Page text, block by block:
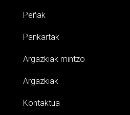
Peñak
Pankartak
Argazkiak mintzo
Argazkiak
Kontaktua